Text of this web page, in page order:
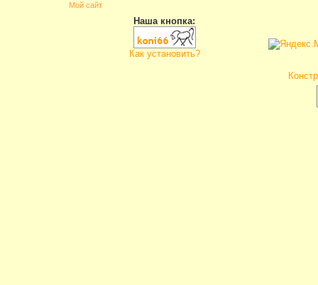
Мой сайт
Наша кнопка:
Как установить?